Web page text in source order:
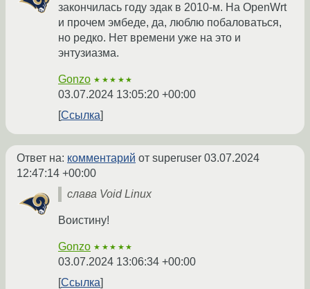
закончилась году эдак в 2010-м. На OpenWrt
и прочем эмбеде, да, люблю побаловаться,
но редко. Нет времени уже на это и
энтузиазма.
Gonzo ★★★★★
03.07.2024 13:05:20 +00:00
Ссылка
Ответ на: комментарий от superuser 03.07.2024
12:47:14 +00:00
слава Void Linux
Воистину!
Gonzo ★★★★★
03.07.2024 13:06:34 +00:00
Ссылка